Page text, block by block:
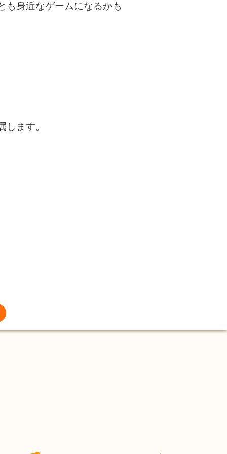
も身近なゲームになるかも
ます。